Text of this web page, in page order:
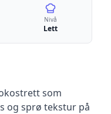
Nivå
Lett
som
og sprø tekstur på